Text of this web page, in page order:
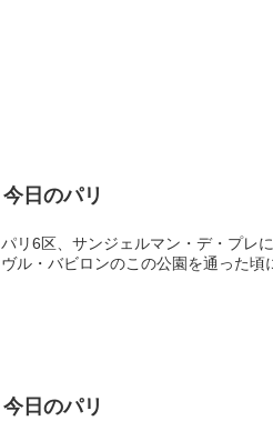
今日のパリ
パリ6区、サンジェルマン・デ・プレ
ヴル・バビロンのこの公園を通った
今日のパリ